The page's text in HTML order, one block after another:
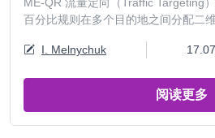
百分比规则在多个目的地之间分配二维
I. Melnychuk
阅读更多